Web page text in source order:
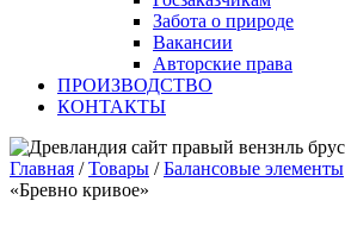
Забота о природе
Вакансии
Авторские права
ПРОИЗВОДСТВО
КОНТАКТЫ
Главная /Товары /Балансовые элементы
«Бревно кривое»